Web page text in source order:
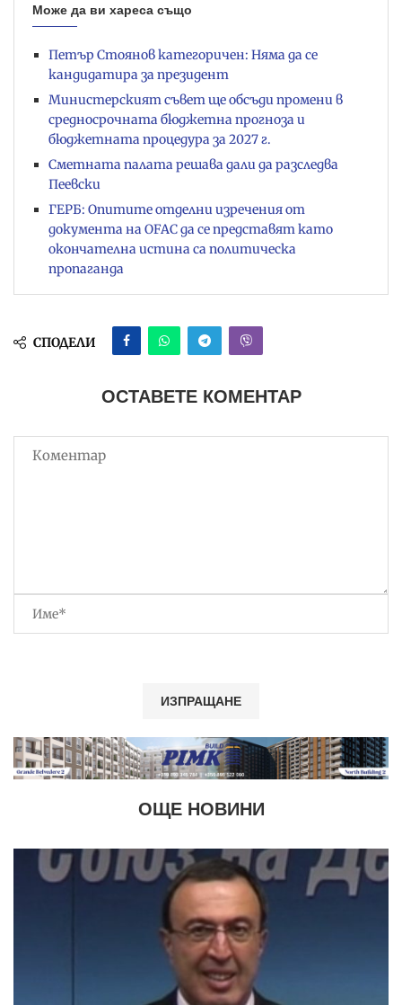
Може да ви хареса също
Петър Стоянов категоричен: Няма да се
кандидатира за президент
Министерският съвет ще обсъди промени в
средносрочната бюджетна прогноза и
бюджетната процедура за 2027 г.
Сметната палата решава дали да разследва
Пеевски
ГЕРБ: Опитите отделни изречения от
документа на OFAC да се представят като
окончателна истина са политическа
пропаганда
СПОДЕЛИ
ОСТАВЕТЕ КОМЕНТАР
ОЩЕ НОВИНИ